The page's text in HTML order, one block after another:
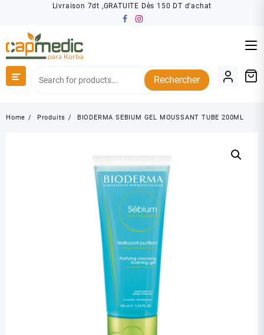
Livraison 7dt ,GRATUITE Dès 150 DT d'achat
Rechercher
Home Produits BIODERMA SEBIUM GEL MOUSSANT TUBE 200ML